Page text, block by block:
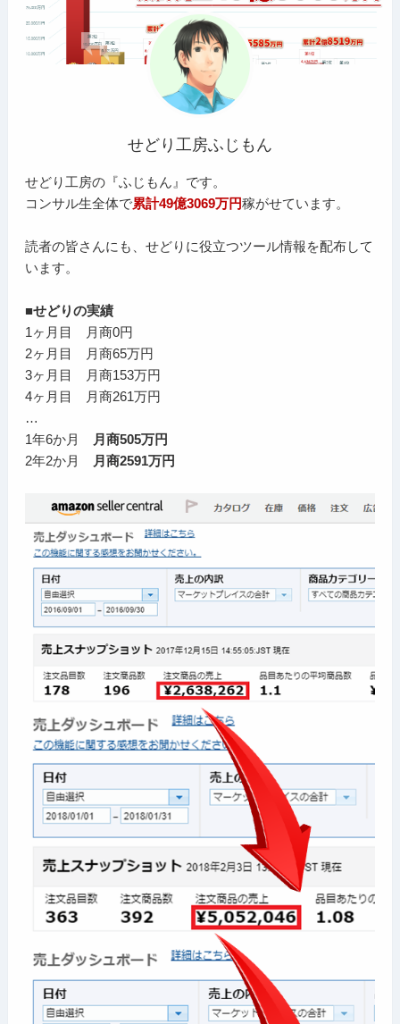
せどり工房ふじもん
せどり工房の『ふじもん』です。
コンサル生全体で累計49億3069万円稼がせています。
読者の皆さんにも、せどりに役立つツール情報を配布して
います。
■せどりの実績
1ヶ月目 月商0円
2ヶ月目 月商65万円
3ヶ月目 月商153万円
4ヶ月目 月商261万円
…
1年6か月
月商505万円
2年2か月
月商2591万円